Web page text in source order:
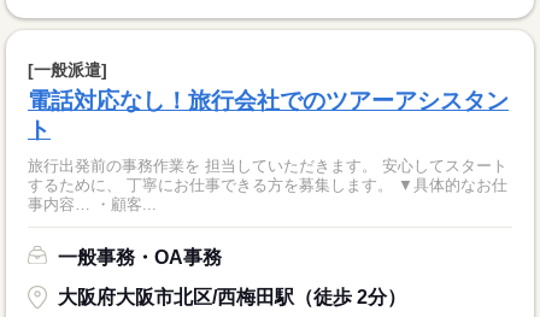
[一般派遣]
電話対応なし！旅行会社でのツアーアシスタン
ト
旅行出発前の事務作業を 担当していただきます。 安心してスタート
するために、 丁寧にお仕事できる方を募集します。 ▼具体的なお仕
事内容… ・顧客...
一般事務・OA事務
大阪府大阪市北区/西梅田駅（徒歩 2分）